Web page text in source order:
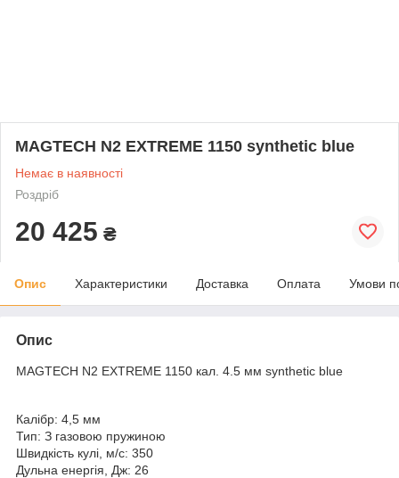
MAGTECH N2 EXTREME 1150 synthetic blue
Немає в наявності
Роздріб
20 425 ₴
Опис Характеристики Доставка Оплата Умови
Опис
MAGTECH N2 EXTREME 1150 кал. 4.5 мм synthetic blue
Калібр: 4,5 мм
Тип: З газовою пружиною
Швидкість кулі, м/с: 350
Дульна енергія, Дж: 26